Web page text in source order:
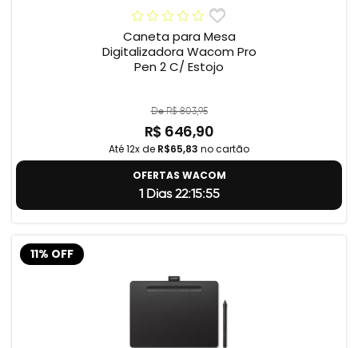
Caneta para Mesa
Digitalizadora Wacom Pro
Pen 2 C/ Estojo
De R$ 803,95
R$ 646,90
Até 12x de R$65,83 no cartão
OFERTAS WACOM
1 Dias 22:15:55
11% OFF